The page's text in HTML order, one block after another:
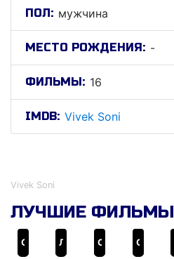
ПОЛ: мужчина
МЕСТО РОЖДЕНИЯ: -
ФИЛЬМЫ: 16
IMDB: Vivek Soni
Vivek Soni
ЛУЧШИЕ ФИЛЬМЫ